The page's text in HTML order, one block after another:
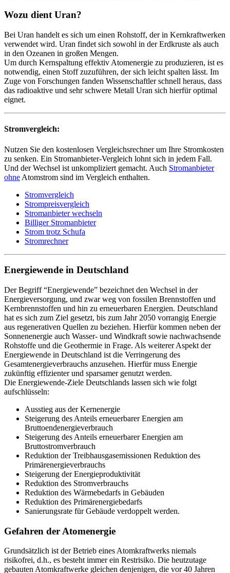
Wozu dient Uran?
Bei Uran handelt es sich um einen Rohstoff, der in Kernkraftwerken
verwendet wird. Uran findet sich sowohl in der Erdkruste als auch
in den Ozeanen in großen Mengen.
Um durch Kernspaltung effektiv Atomenergie zu produzieren, ist es
notwendig, einen Stoff zuzuführen, der sich leicht spalten lässt. Im
Zuge von Forschungen fanden Wissenschaftler schnell heraus, dass
das radioaktive und sehr schwere Metall Uran sich hierfür optimal
eignet.
Stromvergleich:
Nutzen Sie den kostenlosen Vergleichsrechner um Ihre Stromkosten
zu senken. Ein Stromanbieter-Vergleich lohnt sich in jedem Fall.
Und der Wechsel ist unkompliziert gemacht. Auch Stromanbieter
ohne Atomstrom sind im Vergleich enthalten.
Stromvergleich
Strompreisvergleich
Stromanbieter wechseln
Billiger Stromanbieter
Strom trotz Schufa
Stromrechner
Energiewende in Deutschland
Der Begriff “Energiewende” bezeichnet den Wechsel in der
Energieversorgung, und zwar weg von fossilen Brennstoffen und
Kernbrennstoffen und hin zu erneuerbaren Energien. Deutschland
hat es sich zum Ziel gesetzt, bis zum Jahr 2050 vorrangig Energie
aus regenerativen Quellen zu beziehen. Hierfür kommen neben der
Sonnenenergie auch Wasser- und Windkraft sowie nachwachsende
Rohstoffe und die Geothermie in Frage. Als weiterer Aspekt der
Energiewende in Deutschland ist die Verringerung des
Gesamtenergieverbrauchs anzusehen. Hierfür muss Energie
zukünftig effizienter und sparsamer genutzt werden.
Die Energiewende-Ziele Deutschlands lassen sich wie folgt
aufschlüsseln:
Ausstieg aus der Kernenergie
Steigerung des Anteils erneuerbarer Energien am
Bruttoendenergieverbrauch
Steigerung des Anteils erneuerbarer Energien am
Bruttostromverbrauch
Reduktion der Treibhausgasemissionen Reduktion des
Primärenergieverbrauchs
Steigerung der Energieproduktivität
Reduktion des Stromverbrauchs
Reduktion des Wärmebedarfs in Gebäuden
Reduktion des Primärenergiebedarfs
Sanierungsrate für Gebäude verdoppelt werden.
Gefahren der Atomenergie
Grundsätzlich ist der Betrieb eines Atomkraftwerks niemals
risikofrei, d.h., es besteht immer ein Restrisiko. Die heutzutage
gebauten Atomkraftwerke gleichen denjenigen, die vor 40 Jahren